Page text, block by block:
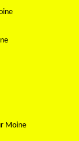
Moine